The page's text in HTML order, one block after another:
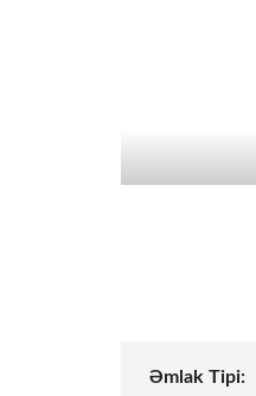
Əmlak Tipi: